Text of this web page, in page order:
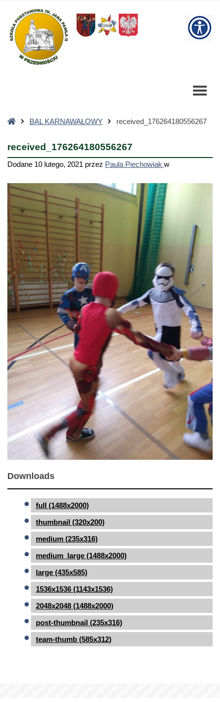
Szkoła
Podstawowa
StronaBAL KARNAWAŁOWY received_176264180556267
received_176264180556267
Dodane 10 lutego, 2021 przez Paula Piechowiak w
Downloads
full (1488x2000)
thumbnail (320x200)
medium (235x316)
medium_large (1488x2000)
large (435x585)
1536x1536 (1143x1536)
2048x2048 (1488x2000)
post-thumbnail (235x316)
team-thumb (585x312)